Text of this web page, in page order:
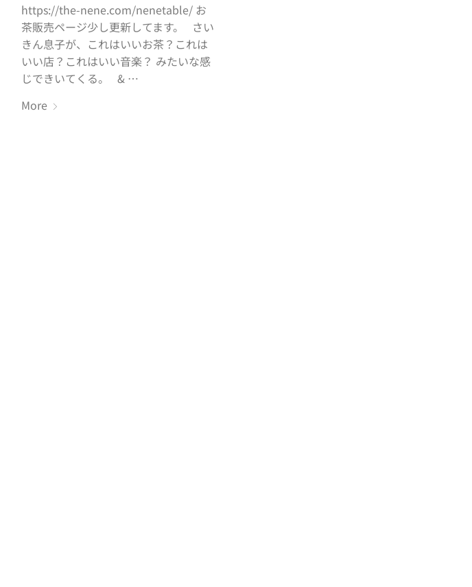
https://the-nene.com/nenetable/ お
茶販売ページ少し更新してます。 さい
きん息子が、これはいいお茶？これは
いい店？これはいい音楽？ みたいな感
じできいてくる。 & …
More